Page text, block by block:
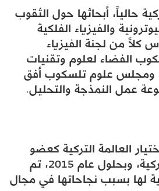
حالياً، أبحاثها حول الثقوب
والفيزياء الفلكية
كلاً من لجنة الفيزياء
الفضاء لعلوم وتقنيات
ومجلس علوم تلسكوب أفق
عمل النمذجة والتحليل.
2013 تم اختيار العالمة التركية كعضو
لأكاديمية العلوم التركية، وبحلول عام 2015، تم
لها بسبب نجاحاتها في مجال